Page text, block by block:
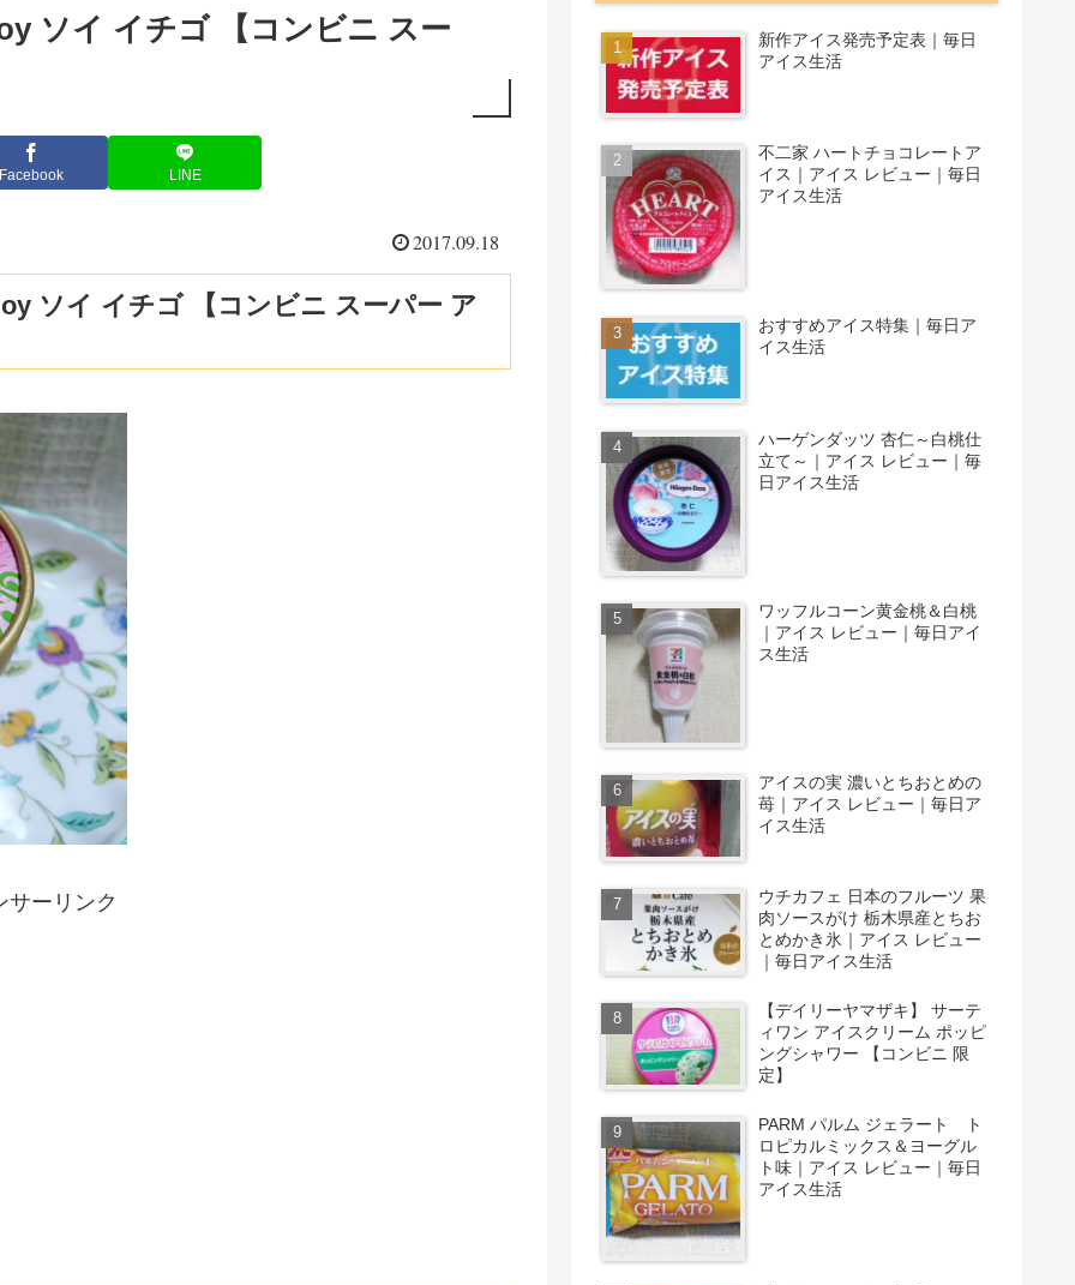
ソイ イチゴ 【コンビニ スー
Facebook LINE
2017.09.18
ソイ イチゴ 【コンビニ スーパー ア
サーリンク
新作アイス発売予定表｜毎日
アイス生活
不二家 ハートチョコレートア
イス｜アイス レビュー｜毎日
アイス生活
おすすめアイス特集｜毎日ア
イス生活
ハーゲンダッツ 杏仁～白桃仕
立て～｜アイス レビュー｜毎
日アイス生活
ワッフルコーン黄金桃＆白桃
｜アイス レビュー｜毎日アイ
ス生活
アイスの実 濃いとちおとめの
苺｜アイス レビュー｜毎日ア
イス生活
ウチカフェ 日本のフルーツ 果
肉ソースがけ 栃木県産とちお
とめかき氷｜アイス レビュー
｜毎日アイス生活
【デイリーヤマザキ】 サーテ
ィワン アイスクリーム ポッピ
ングシャワー 【コンビニ 限
定】
PARM パルム ジェラート ト
ロピカルミックス＆ヨーグル
ト味｜アイス レビュー｜毎日
アイス生活